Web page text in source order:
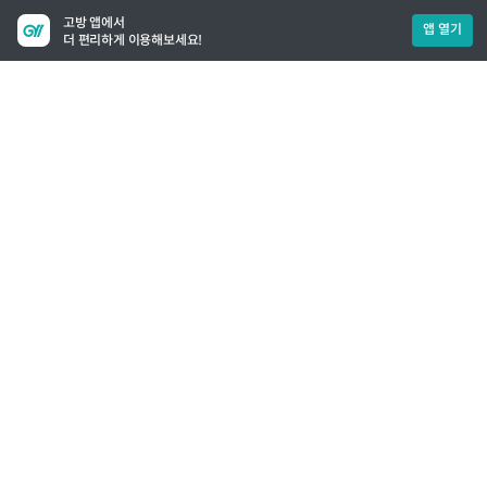
고방 앱에서
더 편리하게 이용해보세요!
앱 열기